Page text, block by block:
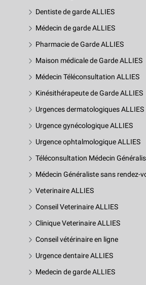
Dentiste de garde ALLIES
Médecin de garde ALLIES
Pharmacie de Garde ALLIES
Maison médicale de Garde ALLIES
Médecin Téléconsultation ALLIES
Kinésithérapeute de Garde ALLIES
Urgences dermatologiques ALLIES
Urgence gynécologique ALLIES
Urgence ophtalmologique ALLIES
Téléconsultation Médecin
Médecin Généraliste sans rendez-
Veterinaire ALLIES
Conseil Veterinaire ALLIES
Clinique Veterinaire ALLIES
Conseil vétérinaire en ligne
Urgence dentaire ALLIES
Medecin de garde ALLIES